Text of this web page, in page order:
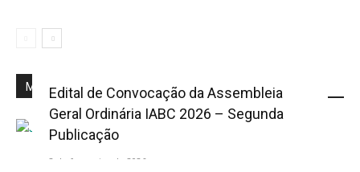
Mais Popular
Edital de Convocação da Assembleia
Geral Ordinária IABC 2026 – Segunda
Publicação
2 de fevereiro de 2026